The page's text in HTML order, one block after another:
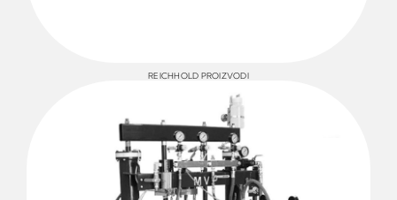
REICHHOLD PROIZVODI